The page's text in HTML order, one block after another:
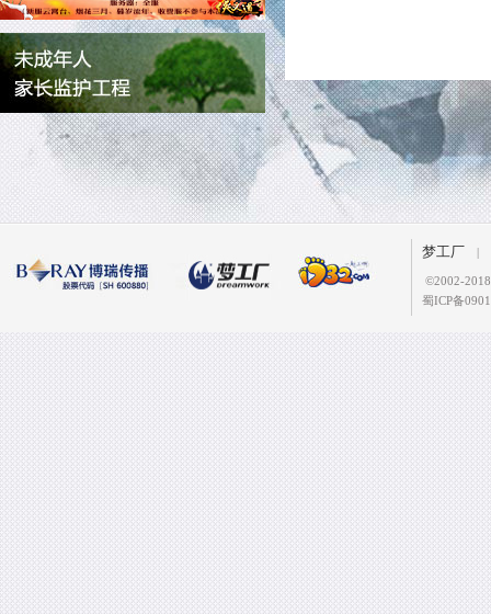
梦工厂 |
©2002-
蜀ICP备